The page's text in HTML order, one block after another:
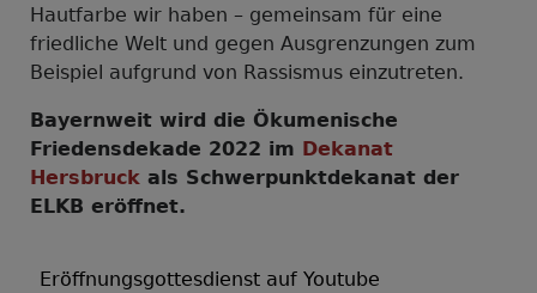
Hautfarbe wir haben – gemeinsam für eine
friedliche Welt und gegen Ausgrenzungen zum
Beispiel aufgrund von Rassismus einzutreten.
Bayernweit wird die Ökumenische
Friedensdekade 2022 im Dekanat
Hersbruck als Schwerpunktdekanat der
ELKB eröffnet.
Eröffnungsgottesdienst auf Youtube